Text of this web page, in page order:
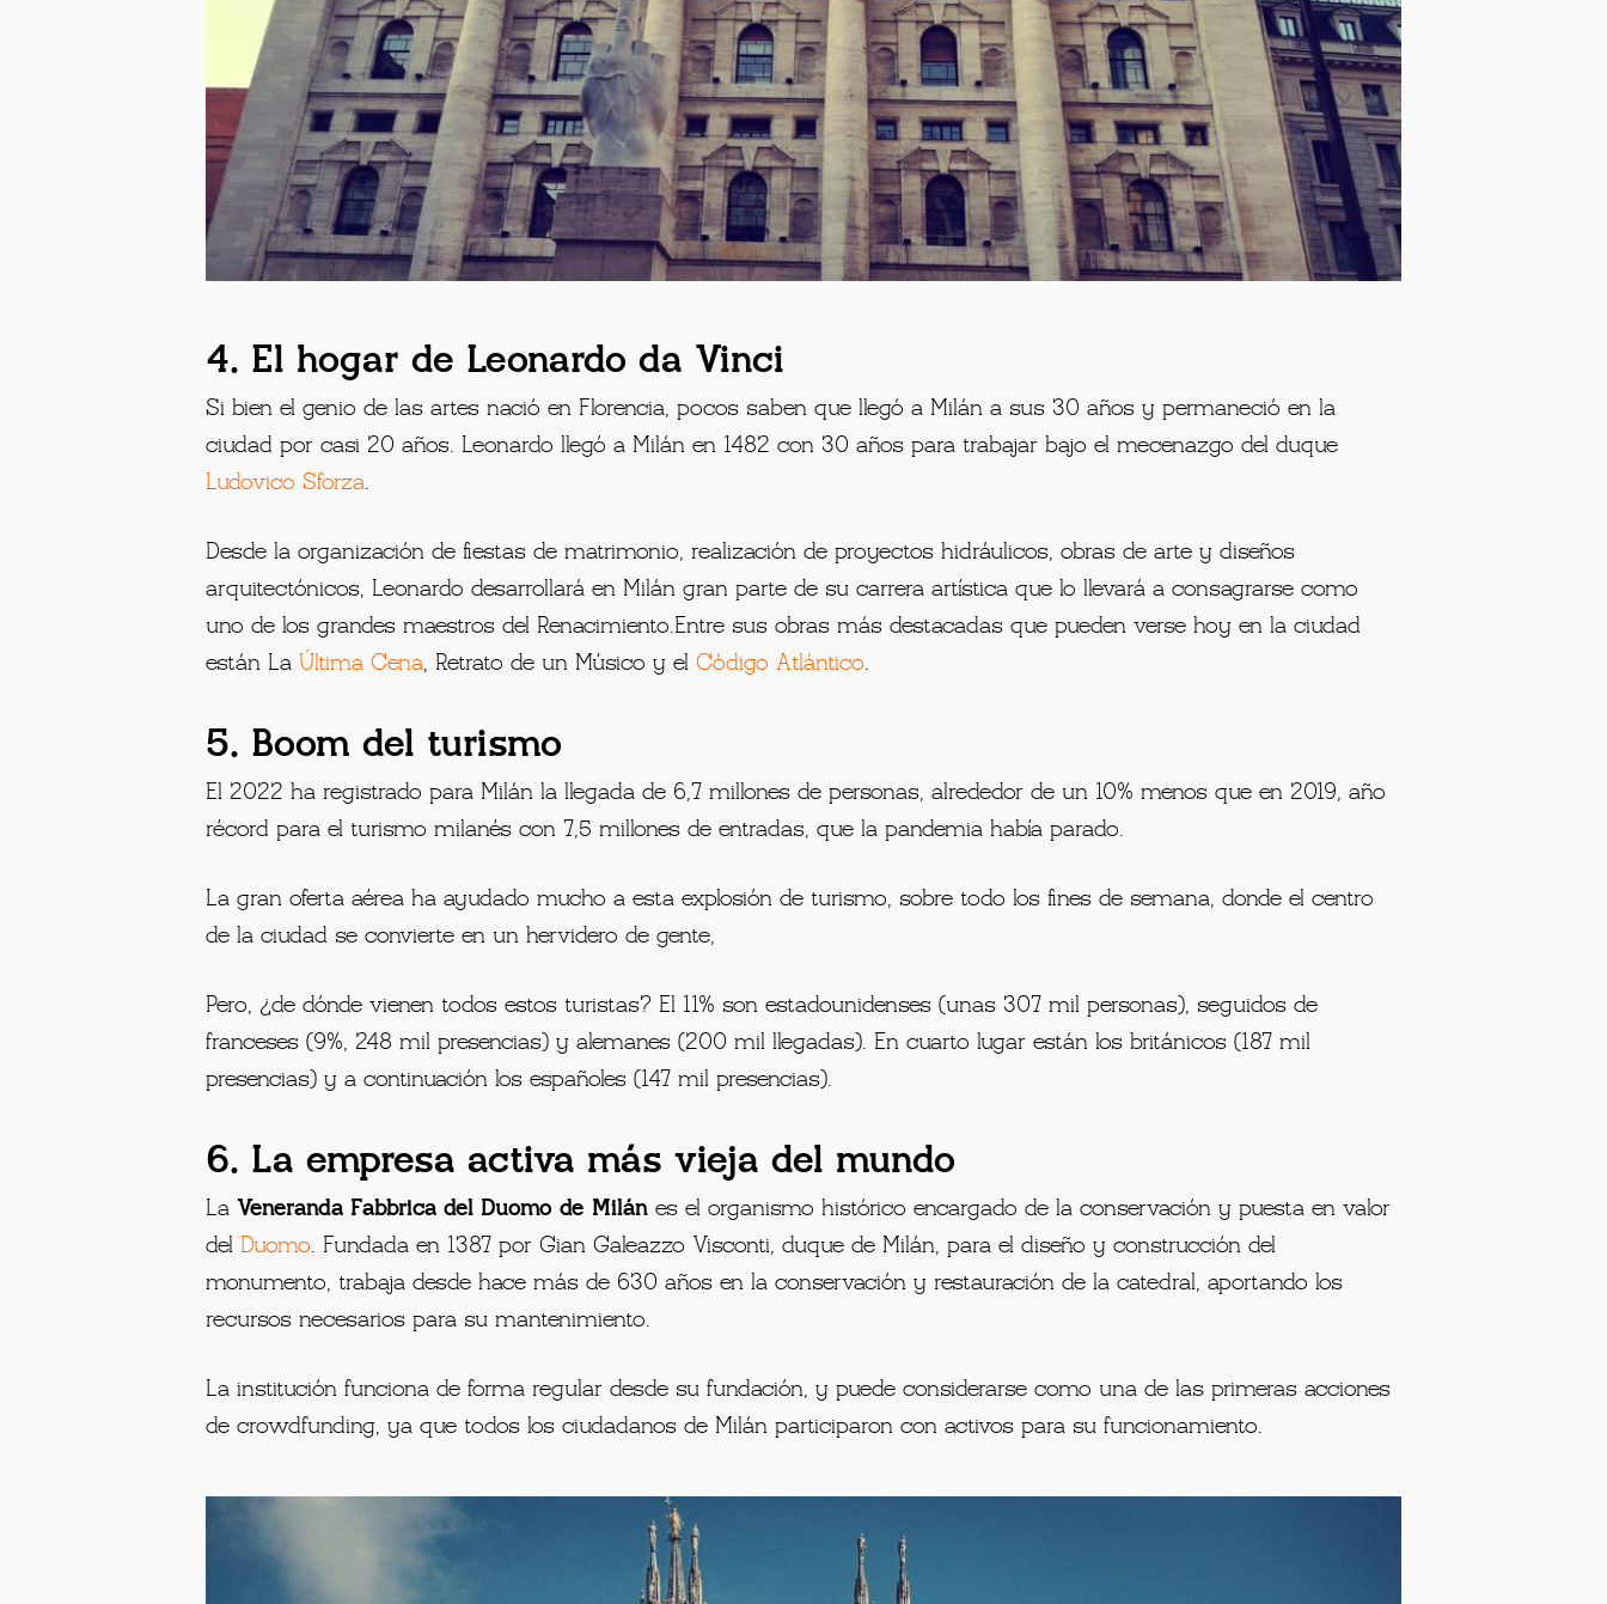
4. El hogar de Leonardo da Vinci
Si bien el genio de las artes nació en Florencia, pocos saben que llegó a Milán a sus 30 años y permaneció en la
ciudad por casi 20 años. Leonardo llegó a Milán en 1482 con 30 años para trabajar bajo el mecenazgo del duque
Ludovico Sforza.
Desde la organización de fiestas de matrimonio, realización de proyectos hidráulicos, obras de arte y diseños
arquitectónicos, Leonardo desarrollará en Milán gran parte de su carrera artística que lo llevará a consagrarse como
uno de los grandes maestros del Renacimiento.Entre sus obras más destacadas que pueden verse hoy en la ciudad
están La Última Cena, Retrato de un Músico y elCódigo Atlántico.
5. Boom del turismo
El 2022 ha registrado para Milán la llegada de 6,7 millones de personas, alrededor de un 10% menos que en 2019, año
récord para el turismo milanés con 7,5 millones de entradas, que la pandemia había parado.
La gran oferta aérea ha ayudado mucho a esta explosión de turismo, sobre todo los fines de semana, donde el centro
de la ciudad se convierte en un hervidero de gente,
Pero, ¿de dónde vienen todos estos turistas? El 11% son estadounidenses (unas 307 mil personas), seguidos de
franceses (9%, 248 mil presencias) y alemanes (200 mil llegadas). En cuarto lugar están los británicos (187 mil
presencias) y a continuación los españoles (147 mil presencias).
6. La empresa activa más vieja del mundo
La Veneranda Fabbrica del Duomo de Milán es el organismo histórico encargado de la conservación y puesta en valor
del Duomo. Fundada en 1387 por Gian Galeazzo Visconti, duque de Milán, para el diseño y construcción del
monumento, trabaja desde hace más de 630 años en la conservación y restauración de la catedral, aportando los
recursos necesarios para su mantenimiento.
La institución funciona de forma regular desde su fundación, y puede considerarse como una de las primeras acciones
de crowdfunding, ya que todos los ciudadanos de Milán participaron con activos para su funcionamiento.